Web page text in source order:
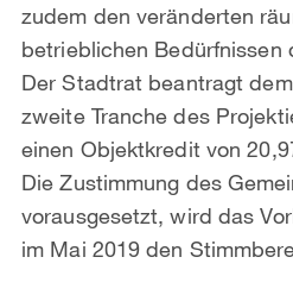
zudem den veränderten
betrieblichen Bedürfnissen
Der Stadtrat beantragt
zweite Tranche des
einen Objektkredit von
Die Zustimmung des
vorausgesetzt, wird das
im Mai 2019 den